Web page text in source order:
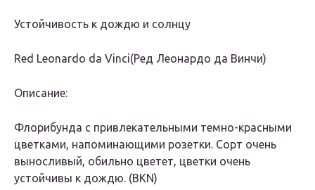
Устойчивость к дождю и солнцу
Red Leonardo da Vinci(Ред Леонардо да Винчи)
Описание:
Флорибунда с привлекательными темно-красными
цветками, напоминающими розетки. Сорт очень
выносливый, обильно цветет, цветки очень
устойчивы к дождю. (BKN)